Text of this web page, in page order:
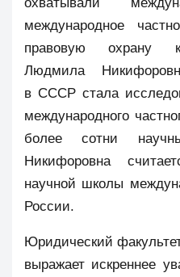
международное
правовую охрану
Людмила
в СССР стала
международного
более сотни
Никифоровна
научной школы
России.
Юридический
выражает искреннее